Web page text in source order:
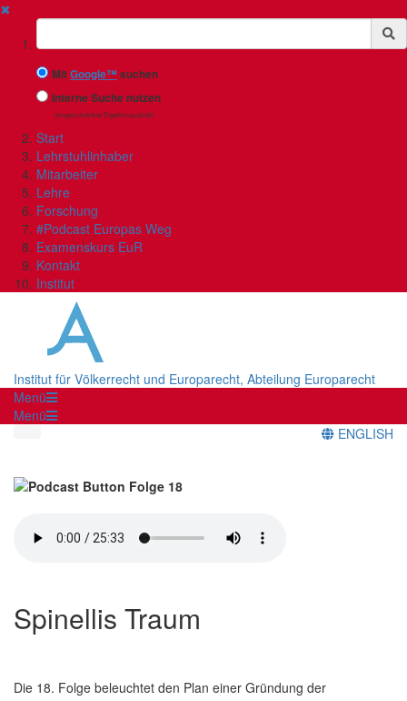
✖
Suchbegriff
MitGoogle™suchen
Interne Suche nutzen
(eingeschränkte Ergebnisqualität)
Start
Lehrstuhlinhaber
Mitarbeiter
Lehre
Forschung
#Podcast Europas Weg
Examenskurs EuR
Kontakt
Institut
Institut für Völkerrecht und Europarecht, Abteilung Europarecht
Menü
Menü
ENGLISH
Spinellis Traum
Die 18. Folge beleuchtet den Plan einer Gründung der